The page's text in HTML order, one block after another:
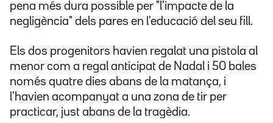
pena més dura possible per "l'impacte de la
negligència" dels pares en l'educació del seu fill.
Els dos progenitors havien regalat una pistola al
menor com a regal anticipat de Nadal i 50 bales
només quatre dies abans de la matança, i
l'havien acompanyat a una zona de tir per
practicar, just abans de la tragèdia.